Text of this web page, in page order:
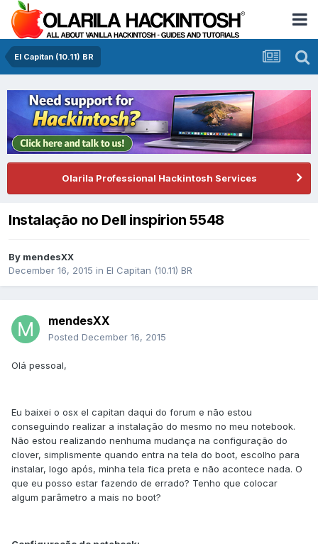
El Capitan (10.11) BR
Olarila Professional Hackintosh Services
Instalação no Dell inspirion 5548
By mendesXX
December 16, 2015 in El Capitan (10.11) BR
mendesXX
Posted December 16, 2015
Olá pessoal,
Eu baixei o osx el capitan daqui do forum e não estou
conseguindo realizar a instalação do mesmo no meu notebook.
Não estou realizando nenhuma mudança na configuração do
clover, simplismente quando entra na tela do boot, escolho para
instalar, logo após, minha tela fica preta e não acontece nada. O
que eu posso estar fazendo de errado? Tenho que colocar
algum parâmetro a mais no boot?